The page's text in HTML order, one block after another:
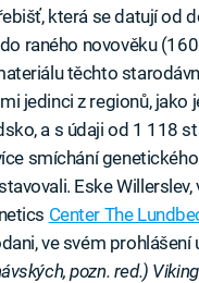
která se datují od
raného novověku
těchto
jedinci z regionů, jako
a s údaji od 1 118
smíchání
Eske Willerslev,
Center The
ve svém prohlášení
pozn. red.)